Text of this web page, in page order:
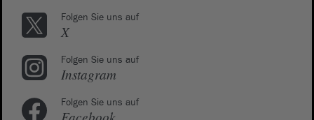
Folgen Sie uns auf
X
Folgen Sie uns auf
Instagram
Folgen Sie uns auf